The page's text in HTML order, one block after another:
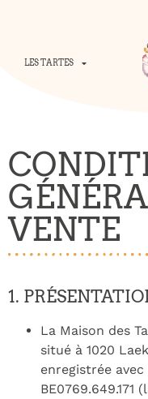
LES TARTES
VENTE
1.
La Maison des
situé à 1020
enregistrée
BE0769.649.171